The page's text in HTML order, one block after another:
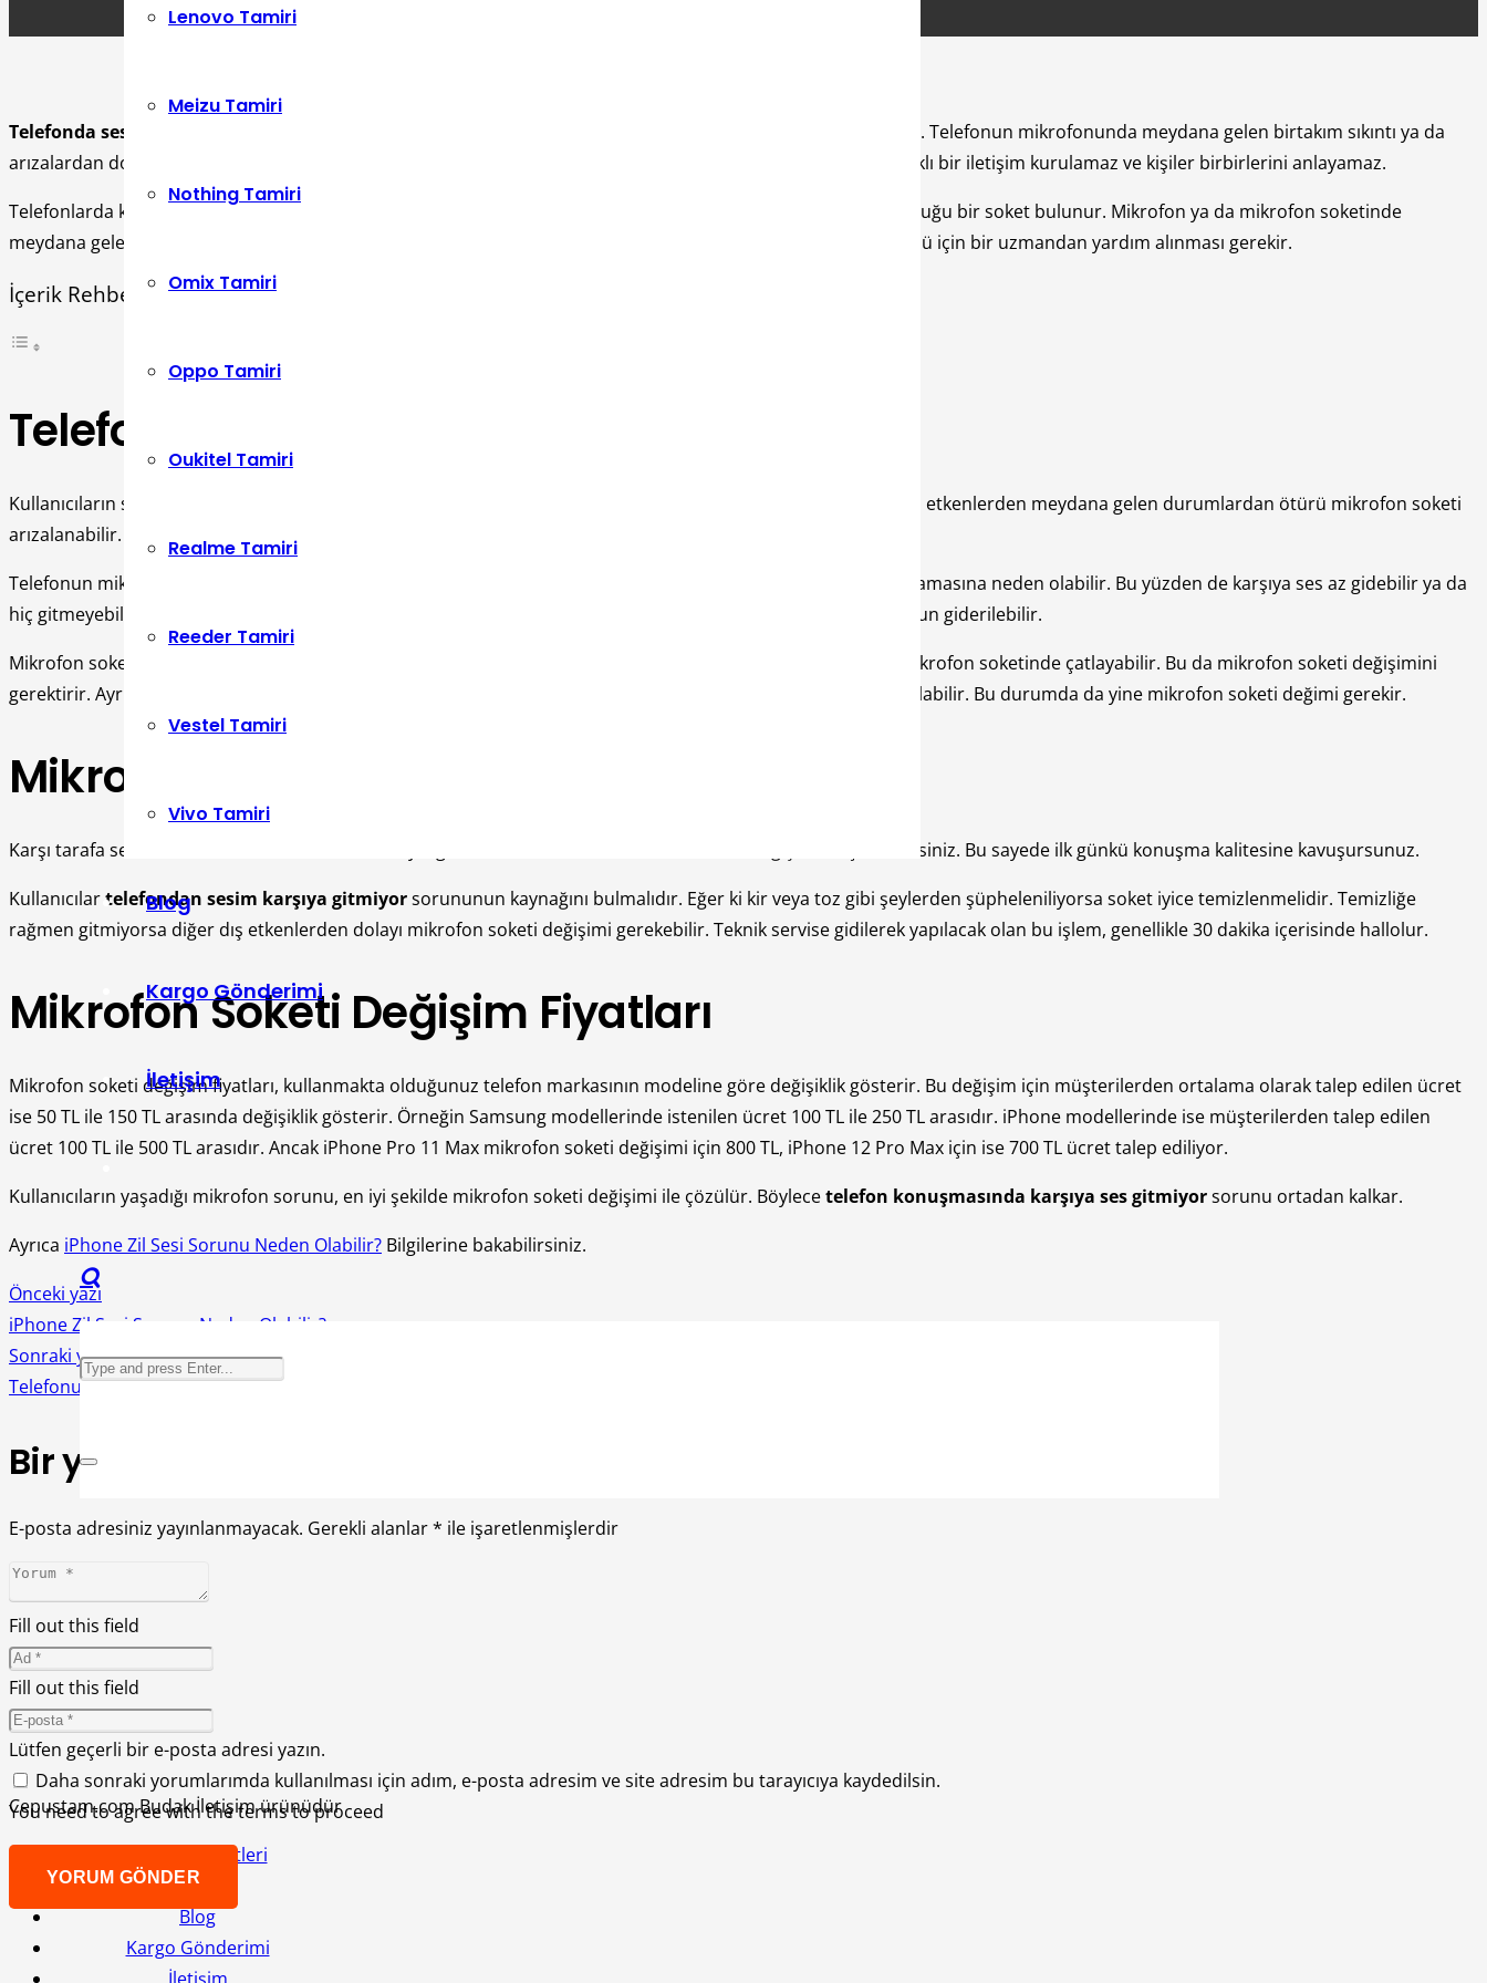
Lenovo Tamiri
Meizu Tamiri
Nothing Tamiri
Omix Tamiri
Oppo Tamiri
Oukitel Tamiri
Realme Tamiri
Reeder Tamiri
Vestel Tamiri
Vivo Tamiri
Blog
Kargo Gönderimi
İletişim
Telefonda sesim karşı tarafa gitmiyor
sorunu, akıllı telefon kullanan kişilerin sıklıkla karşılaştığı bir sorundur. Telefonun mikrofonunda meydana gelen birtakım sıkıntı ya da
arızalardan dolayı konuşan kişinin sesi karşı tarafa çok kısık gidebilir ya da hiç gitmeyebilir. Bu yüzden de sağlıklı bir iletişim kurulamaz ve kişiler birbirlerini anlayamaz.
Telefonlarda konuşan kişinin sesinin karşıya gidebilmesi için bir mikrofon ve mikrofonun da anakarta bağlı olduğu bir soket bulunur. Mikrofon ya da mikrofon soketinde
meydana gelen problemlerden dolayı da
sorunu oluşur. Bu sorunun çözümü için bir uzmandan yardım alınması gerekir.
İçerik Rehberi
Telefonda Karşı Tarafa Neden Ses Gitmez
Kullanıcıların sıklıkla yaşadığı
sorunu, genellikle kullanıcı kaynaklıdır. Dış etkenlerden meydana gelen durumlardan ötürü mikrofon soketi
arızalanabilir.
Telefonun mikrofonunun içine kaçan kir, toz, elbise pamuğu ve benzeri partiküller mikrofonun düzgün çalışmamasına neden olabilir. Bu yüzden de karşıya ses az gidebilir ya da
hiç gitmeyebilir. Bu sorun için mikrofon soketi değişimine gerek yoktur. Yapılacak olan temizlik ile beraber sorun giderilebilir.
Mikrofon soketi, darbeye bağlı dış etkenlerden dolayı sesi karşı tarafa iletemeyebilir. Bu darbelerden dolayı mikrofon soketinde çatlayabilir. Bu da mikrofon soketi değişimini
gerektirir. Ayrıca sıvı ya da nemden kaynaklanan oksitlenmeler de mikrofon soketinin arızalanmasına neden olabilir. Bu durumda da yine mikrofon soketi değimi gerekir.
Mikrofon Soketi Değişimi
Karşı tarafa sesin mikrofon soketi arızası nedeniyle gitmemesi sorununu mikrofon soketi değişimi ile çözebilirsiniz. Bu sayede ilk günkü konuşma kalitesine kavuşursunuz.
Kullanıcılartelefondan sesim karşıya gitmiyorsorununun kaynağını bulmalıdır. Eğer ki kir veya toz gibi şeylerden şüpheleniliyorsa soket iyice temizlenmelidir. Temizliğe
rağmen gitmiyorsa diğer dış etkenlerden dolayı mikrofon soketi değişimi gerekebilir. Teknik servise gidilerek yapılacak olan bu işlem, genellikle 30 dakika içerisinde hallolur.
Mikrofon Soketi Değişim Fiyatları
Mikrofon soketi değişim fiyatları, kullanmakta olduğunuz telefon markasının modeline göre değişiklik gösterir. Bu değişim için müşterilerden ortalama olarak talep edilen ücret
ise 50 TL ile 150 TL arasında değişiklik gösterir. Örneğin Samsung modellerinde istenilen ücret 100 TL ile 250 TL arasıdır. iPhone modellerinde ise müşterilerden talep edilen
ücret 100 TL ile 500 TL arasıdır. Ancak iPhone Pro 11 Max mikrofon soketi değişimi için 800 TL, iPhone 12 Pro Max için ise 700 TL ücret talep ediliyor.
Kullanıcıların yaşadığı mikrofon sorunu, en iyi şekilde mikrofon soketi değişimi ile çözülür. Böylecetelefon konuşmasında karşıya ses gitmiyorsorunu ortadan kalkar.
Ayrıca iPhone Zil Sesi Sorunu Neden Olabilir? Bilgilerine bakabilirsiniz.
Önceki yazı
iPhone Zil Sesi Sorunu Neden Olabilir?
Sonraki yazı
Telefonun Arka Kamerasına Koruyucu Takmalı Mı?
Bir yanıt yazın
E-posta adresiniz yayınlanmayacak. Gerekli alanlar* ile işaretlenmişlerdir
Fill out this field
Fill out this field
Lütfen geçerli bir e-posta adresi yazın.
Daha sonraki yorumlarımda kullanılması için adım, e-posta adresim ve site adresim bu tarayıcıya kaydedilsin.
You need to agree with the terms to proceed
YORUM GÖNDER
Cepustam.com Budak İletişim ürünüdür
Tamir Hizmetleri
Markalar
Blog
Kargo Gönderimi